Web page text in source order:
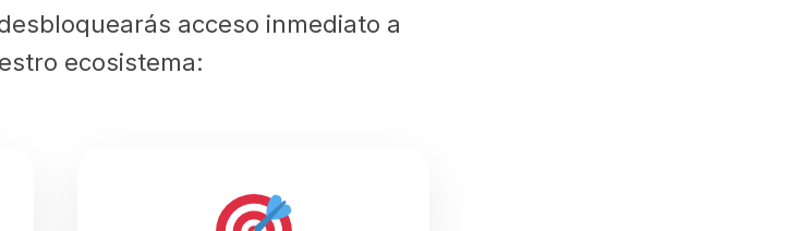
Search
acceso inmediato a
ecosistema: